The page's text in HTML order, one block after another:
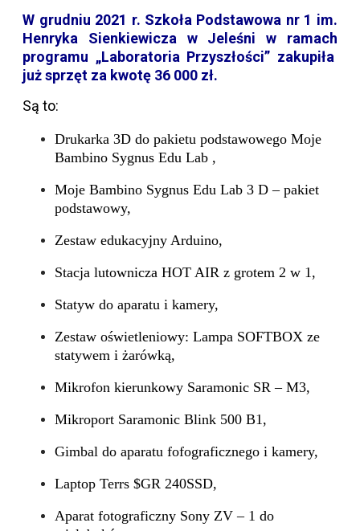
W grudniu 2021 r. Szkoła Podstawowa nr 1 im.
Henryka Sienkiewicza w Jeleśni w ramach
programu „Laboratoria Przyszłości” zakupiła
już sprzęt za kwotę 36 000 zł.
Są to:
Drukarka 3D do pakietu podstawowego Moje
Bambino Sygnus Edu Lab ,
Moje Bambino Sygnus Edu Lab 3 D – pakiet
podstawowy,
Zestaw edukacyjny Arduino,
Stacja lutownicza HOT AIR z grotem 2 w 1,
Statyw do aparatu i kamery,
Zestaw oświetleniowy: Lampa SOFTBOX ze
statywem i żarówką,
Mikrofon kierunkowy Saramonic SR – M3,
Mikroport Saramonic Blink 500 B1,
Gimbal do aparatu fofograficznego i kamery,
Laptop Terrs $GR 240SSD,
Aparat fotograficzny Sony ZV – 1 do